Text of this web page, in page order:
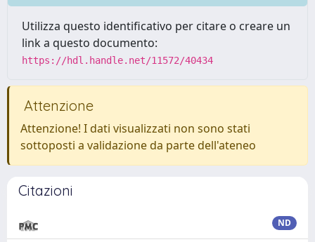
Utilizza questo identificativo per citare o creare un
link a questo documento:
https://hdl.handle.net/11572/40434
Attenzione
Attenzione! I dati visualizzati non sono stati
sottoposti a validazione da parte dell'ateneo
Citazioni
ND